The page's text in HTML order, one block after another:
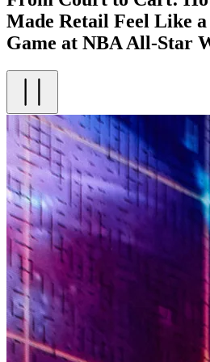
Made Retail Feel Like
Game at NBA All-Star